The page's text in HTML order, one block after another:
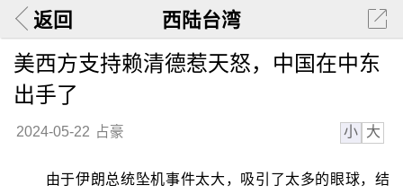
返回 西陆台湾
美西方支持赖清德惹天怒，中国在中东
出手了
2024-05-22 占豪 小 大
由于伊朗总统坠机事件太大，吸引了太多的眼球，结